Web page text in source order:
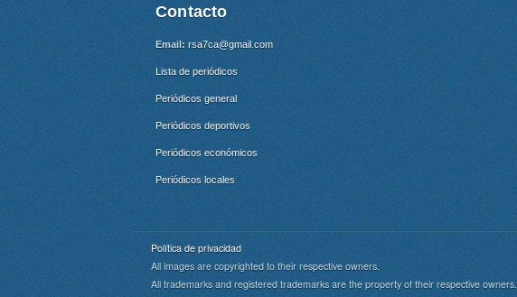
Contacto
Email: rsa7ca@gmail.com
Lista de periódicos
Periódicos general
Periódicos deportivos
Periódicos económicos
Periódicos locales
Política de privacidad
All images are copyrighted to their respective owners.
All trademarks and registered trademarks are the property of their respective owners.